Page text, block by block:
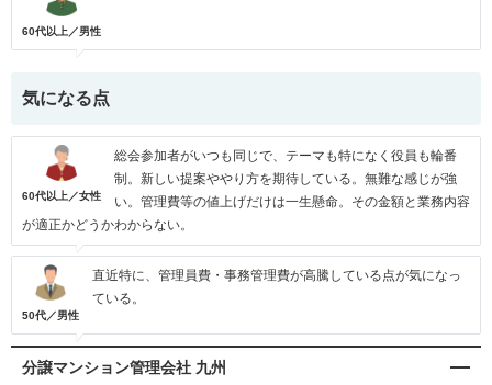
60代以上／男性
気になる点
60代以上／女性
総会参加者がいつも同じで、テーマも特になく役員も輪番
制。新しい提案ややり方を期待している。無難な感じが強
い。管理費等の値上げだけは一生懸命。その金額と業務内容
が適正かどうかわからない。
50代／男性
直近特に、管理員費・事務管理費が高騰している点が気になっ
ている。
分譲マンション管理会社 九州